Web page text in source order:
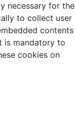
necessary for the
to collect user
contents
is mandatory to
cookies on